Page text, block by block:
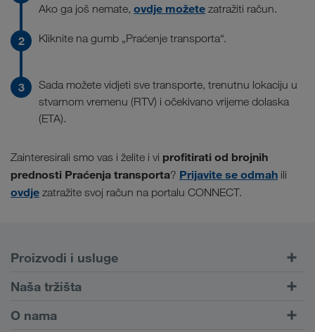
Ako ga još nemate, ovdje možete zatražiti račun.
Kliknite na gumb „Praćenje transporta“.
Sada možete vidjeti sve transporte, trenutnu lokaciju u
stvarnom vremenu (RTV) i očekivano vrijeme dolaska
(ETA).
Zainteresirali smo vas i želite i vi profitirati od brojnih
prednosti Praćenja transporta? Prijavite se odmah ili
ovdje zatražite svoj račun na portalu CONNECT.
Proizvodi i usluge
Cestovni prijevoz
Portal za klijente CONNECT
Naša tržišta
Europa
O nama